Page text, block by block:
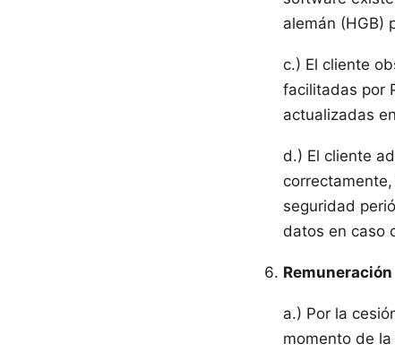
alemán (HGB)
c.) El cliente
facilitadas por
actualizadas
d.) El cliente
seguridad
datos en caso
Remuneración
a.) Por la
momento de